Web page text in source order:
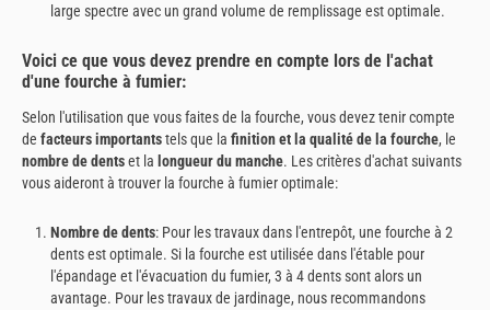
large spectre avec un grand volume de remplissage est optimale.
Voici ce que vous devez prendre en compte lors de l'achat
d'une fourche à fumier:
Selon l'utilisation que vous faites de la fourche, vous devez tenir compte
de facteurs importantstels que la finition et la qualité de la fourche, le
nombre de dentset la longueur du manche. Les critères d'achat suivants
vous aideront à trouver la fourche à fumier optimale:
Nombre de dents: Pour les travaux dans l'entrepôt, une fourche à 2
dents est optimale. Si la fourche est utilisée dans l'étable pour
l'épandage et l'évacuation du fumier, 3 à 4 dents sont alors un
avantage. Pour les travaux de jardinage, nous recommandons